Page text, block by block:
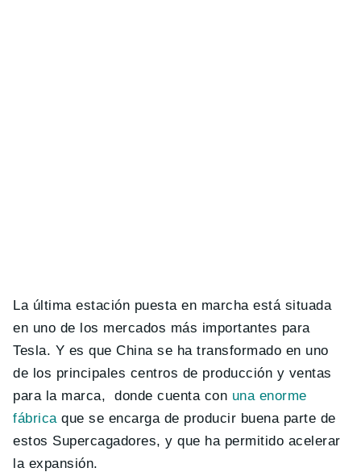
La última estación puesta en marcha está situada
en uno de los mercados más importantes para
Tesla. Y es que China se ha transformado en uno
de los principales centros de producción y ventas
para la marca, donde cuenta con una enorme
fábrica que se encarga de producir buena parte de
estos Supercagadores, y que ha permitido acelerar
la expansión.